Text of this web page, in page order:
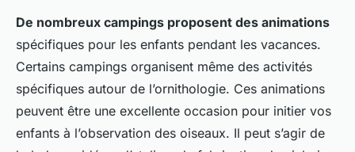
De nombreux campings proposent des animations
spécifiques pour les enfants pendant les vacances.
Certains campings organisent même des activités
spécifiques autour de l’ornithologie. Ces animations
peuvent être une excellente occasion pour initier vos
enfants à l’observation des oiseaux. Il peut s’agir de